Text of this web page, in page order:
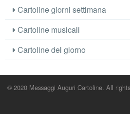
Cartoline giorni settimana
Cartoline musicali
Cartoline del giorno
© 2020 Messaggi Auguri Cartoline. All